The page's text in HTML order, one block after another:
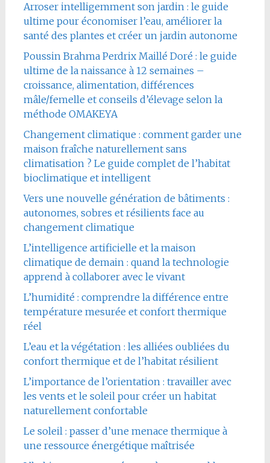
Arroser intelligemment son jardin : le guide
ultime pour économiser l’eau, améliorer la
santé des plantes et créer un jardin autonome
Poussin Brahma Perdrix Maillé Doré : le guide
ultime de la naissance à 12 semaines –
croissance, alimentation, différences
mâle/femelle et conseils d’élevage selon la
méthode OMAKEYA
Changement climatique : comment garder une
maison fraîche naturellement sans
climatisation ? Le guide complet de l’habitat
bioclimatique et intelligent
Vers une nouvelle génération de bâtiments :
autonomes, sobres et résilients face au
changement climatique
L’intelligence artificielle et la maison
climatique de demain : quand la technologie
apprend à collaborer avec le vivant
L’humidité : comprendre la différence entre
température mesurée et confort thermique
réel
L’eau et la végétation : les alliées oubliées du
confort thermique et de l’habitat résilient
L’importance de l’orientation : travailler avec
les vents et le soleil pour créer un habitat
naturellement confortable
Le soleil : passer d’une menace thermique à
une ressource énergétique maîtrisée